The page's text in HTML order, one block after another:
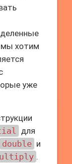
мы хотим
уже
для
double и
.